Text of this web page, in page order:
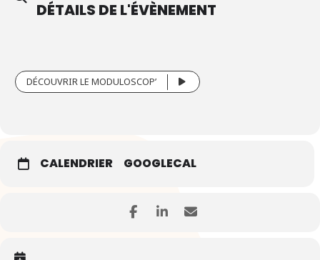
DÉTAILS DE L'ÉVÈNEMENT
DÉCOUVRIR LE MODULOSCOP’
CALENDRIER GOOGLECAL